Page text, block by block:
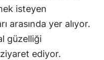
isteyen
arasında yer alıyor.
güzelliği
ediyor.